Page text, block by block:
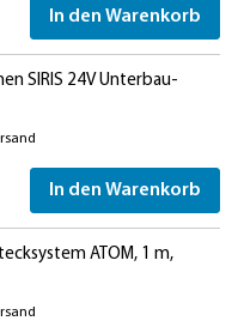
In den Warenkorb
SIRIS 24V Unterbau-
In den Warenkorb
ATOM, 1 m,